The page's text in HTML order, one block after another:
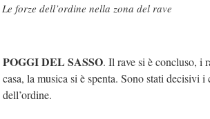
Le forze dell’ordine nella zona del rave
POGGI DEL SASSO. Il rave si è concluso, i
casa, la musica si è spenta. Sono stati decisivi
dell’ordine.